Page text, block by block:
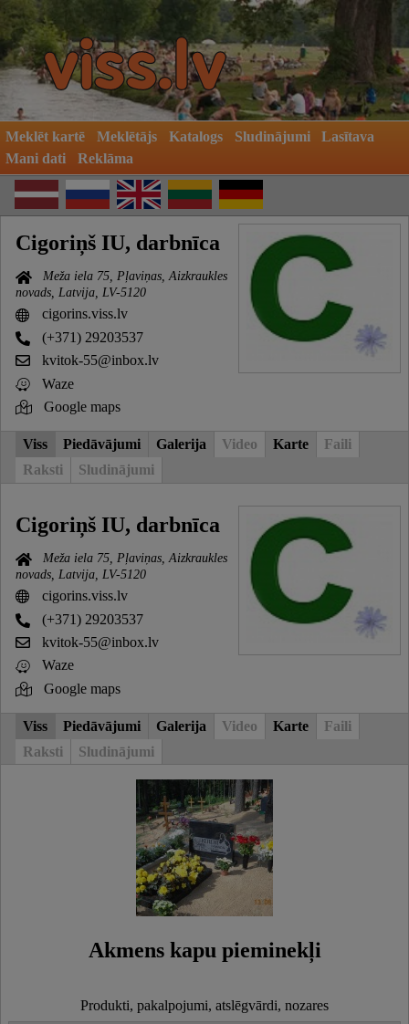
Meklēt kartē Meklētājs Katalogs Sludinājumi
Lasītava
Mani dati
Reklāma
Cigoriņš IU, darbnīca
Meža iela 75, Pļaviņas, Aizkraukles
novads, Latvija, LV-5120
cigorins.viss.lv
(+371) 29203537
kvitok-55@inbox.lv
Waze
Google maps
Viss Piedāvājumi Galerija Video Karte
Faili
Raksti
Sludinājumi
Cigoriņš IU, darbnīca
Meža iela 75, Pļaviņas, Aizkraukles
novads, Latvija, LV-5120
cigorins.viss.lv
(+371) 29203537
kvitok-55@inbox.lv
Waze
Google maps
Viss Piedāvājumi Galerija Video Karte
Faili
Raksti
Sludinājumi
Akmens kapu pieminekļi
Produkti, pakalpojumi, atslēgvārdi, nozares